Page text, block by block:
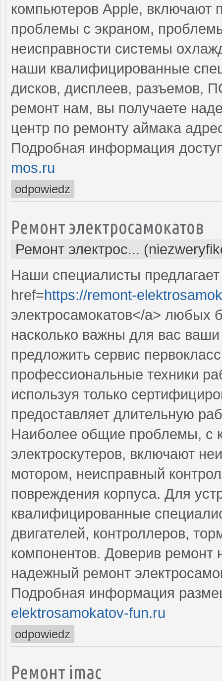
компьютеров Apple, включают
проблемы с экраном,
неисправности системы
наши квалифицированные
дисков, дисплеев, разъемов,
ремонт нам, вы получаете
центр по ремонту аймака
Подробная информация
mos.ru
odpowiedz
Ремонт электросамокатов
Ремонт электрос...
Наши специалисты
href=https://remont-
электросамокатов</a>
насколько важны для вас
предложить сервис
профессиональные техники
используя только
предоставляет длительную
Наиболее общие проблемы, с
электроскутеров, включают
мотором, неисправный
повреждения корпуса. Для
квалифицированные
двигателей, контроллеров,
компонентов. Доверив ремонт
надежный ремонт
Подробная информация
elektrosamokatov-fun.ru
odpowiedz
Ремонт imac